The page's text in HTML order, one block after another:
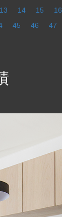
13 14 15 16
45 46 47